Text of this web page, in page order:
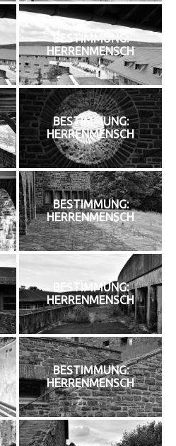
BESTIMMUNG:
HERRENMENSCH
BESTIMMUNG:
HERRENMENSCH
BESTIMMUNG:
HERRENMENSCH
BESTIMMUNG:
HERRENMENSCH
BESTIMMUNG:
HERRENMENSCH